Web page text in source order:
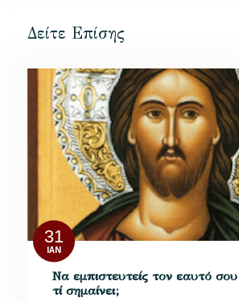
Δείτε Επίσης
31
ΙΑΝ
Να εμπιστευτείς τον εαυτό
τί σημαίνει;